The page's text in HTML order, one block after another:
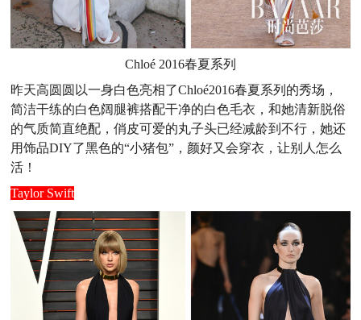
Chloé 2016春夏系列
昨天高圆圆以一身白色亮相了Chloé2016春夏系列的秀场，
简洁干练的白色阔腿裤搭配干净的白色毛衣，和她清新脱俗
的气质简直绝配，俏皮可爱的丸子头已经减龄到不行，她还
用饰品DIY了黑色的“小猪包”，颜好又会穿衣，让别人怎么
活！
Taylor Swift